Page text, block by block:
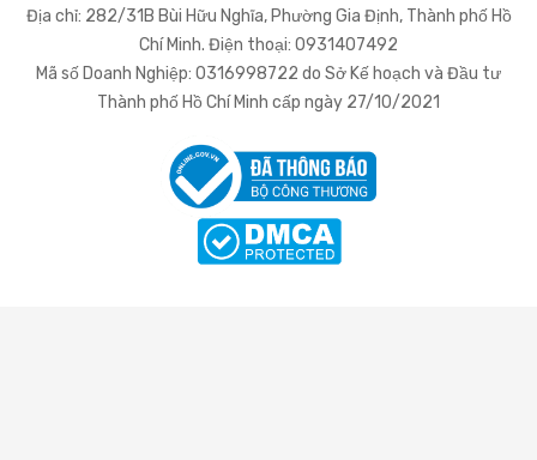
Địa chỉ: 282/31B Bùi Hữu Nghĩa, Phường Gia Định, Thành phố Hồ
Chí Minh. Điện thoại: 0931407492
Mã số Doanh Nghiệp: 0316998722 do Sở Kế hoạch và Đầu tư
Thành phố Hồ Chí Minh cấp ngày 27/10/2021